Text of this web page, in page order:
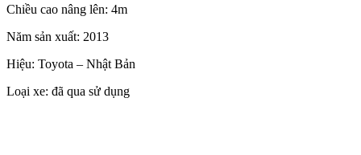
Chiều cao nâng lên: 4m
Năm sản xuất: 2013
Hiệu: Toyota – Nhật Bản
Loại xe: đã qua sử dụng